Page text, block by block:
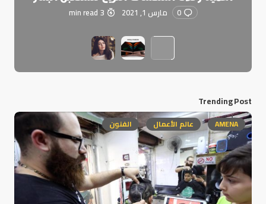
0 مارس 1, 2021 3 min read
Trending Post
AMENA عالم الأعمال الفنون